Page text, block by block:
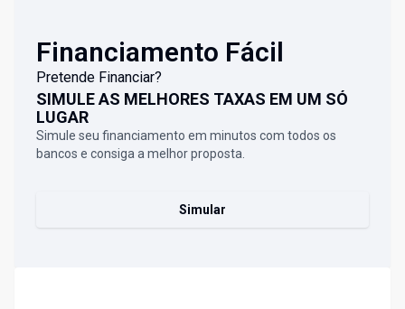
Financiamento Fácil
Pretende Financiar?
SIMULE AS MELHORES TAXAS EM UM SÓ
LUGAR
Simule seu financiamento em minutos com todos os
bancos e consiga a melhor proposta.
Simular